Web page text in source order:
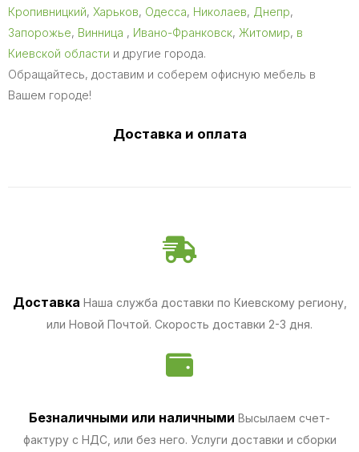
Кропивницкий, Харьков, Одесса, Николаев, Днепр,
Запорожье, Винница , Ивано-Франковск, Житомир, в
Киевской области и другие города.
Обращайтесь, доставим и соберем офисную мебель в
Вашем городе!
Доставка и оплата
Доставка Наша служба доставки по Киевскому региону,
или Новой Почтой. Скорость доставки 2-3 дня.
Безналичными или наличными Высылаем счет-
фактуру с НДС, или без него. Услуги доставки и сборки